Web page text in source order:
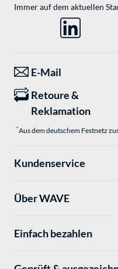
Immer auf dem aktuellen
E-Mail
Retoure &
Reklamation
*Aus dem deutschem Festnetz
Kundenservice
Über WAVE
Einfach bezahlen